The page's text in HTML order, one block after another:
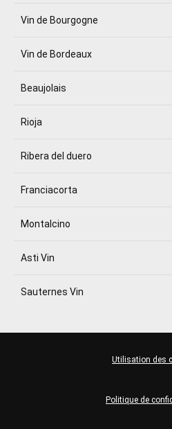
Vin de Bourgogne
Vin de Bordeaux
Beaujolais
Rioja
Ribera del duero
Franciacorta
Montalcino
Asti Vin
Sauternes Vin
Politique de
Utilisation des